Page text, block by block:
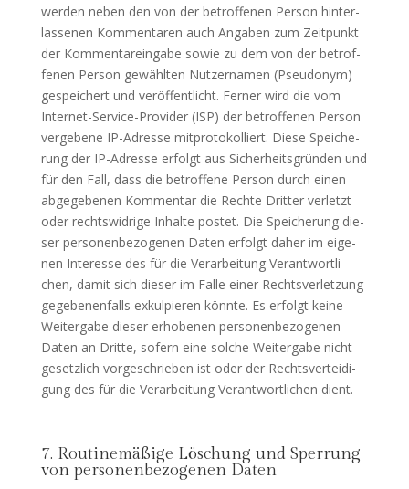
wer­den neben den von der betrof­fe­nen Per­son hin­ter­
las­se­nen Kom­men­ta­ren auch Anga­ben zum Zeit­punkt
der Kom­men­tar­ein­ga­be sowie zu dem von der betrof­
fe­nen Per­son gewähl­ten Nut­zer­na­men (Pseud­onym)
gespei­chert und ver­öf­fent­licht. Fer­ner wird die vom
Inter­net-Ser­vice-Pro­vi­der (ISP) der betrof­fe­nen Per­son
ver­ge­be­ne IP-Adres­se mit­pro­to­kol­liert. Die­se Spei­che­
rung der IP-Adres­se erfolgt aus Sicher­heits­grün­den und
für den Fall, dass die betrof­fe­ne Per­son durch einen
abge­ge­be­nen Kom­men­tar die Rech­te Drit­ter ver­letzt
oder rechts­wid­ri­ge Inhal­te pos­tet. Die Spei­che­rung die­
ser per­so­nen­be­zo­ge­nen Daten erfolgt daher im eige­
nen Inter­es­se des für die Ver­ar­bei­tung Ver­ant­wort­li­
chen, damit sich die­ser im Fal­le einer Rechts­ver­let­zung
gege­be­nen­falls exkul­pie­ren könn­te. Es erfolgt kei­ne
Wei­ter­ga­be die­ser erho­be­nen per­so­nen­be­zo­ge­nen
Daten an Drit­te, sofern eine sol­che Wei­ter­ga­be nicht
gesetz­lich vor­ge­schrie­ben ist oder der Rechts­ver­tei­di­
gung des für die Ver­ar­bei­tung Ver­ant­wort­li­chen dient.
7. Routinemäßige Löschung und Sperrung
von personenbezogenen Daten